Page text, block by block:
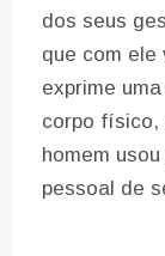
dos seus
que com ele
exprime
corpo físico,
homem
pessoal de